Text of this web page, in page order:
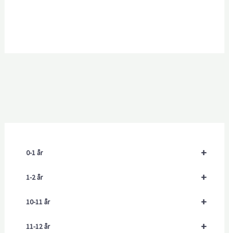
+
0-1 år
+
1-2 år
+
10-11 år
+
11-12 år